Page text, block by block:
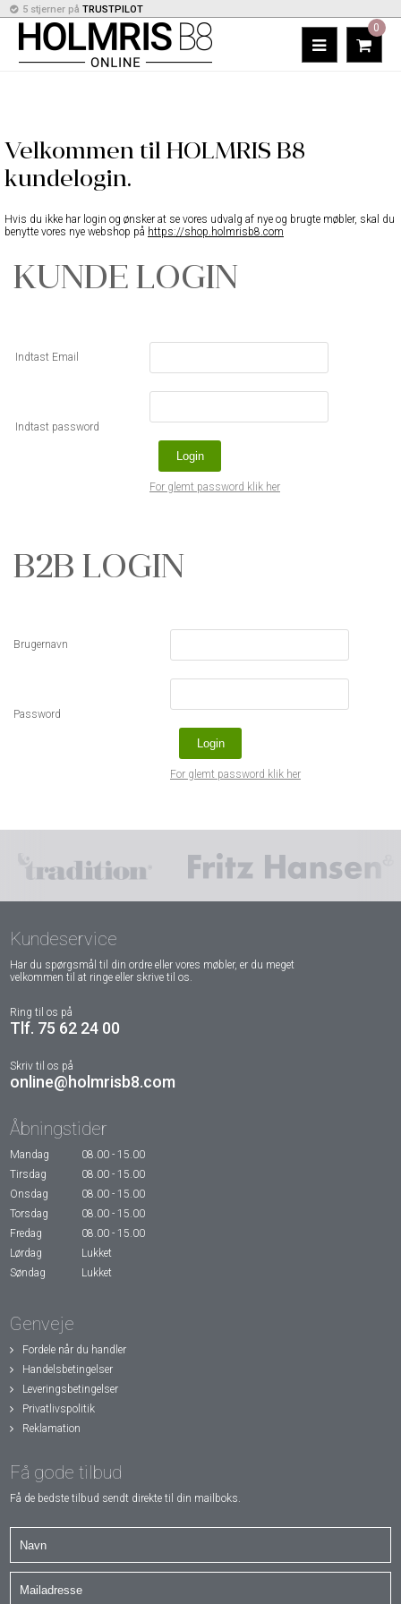
5 stjerner påTRUSTPILOT
0
Velkommen til HOLMRIS B8
kundelogin.
Hvis du ikke har login og ønsker at se vores udvalg af nye og brugte møbler, skal du
benytte vores nye webshop på https://shop.holmrisb8.com
KUNDE LOGIN
Indtast Email
Indtast password
For glemt password klik her
B2B LOGIN
Brugernavn
Password
For glemt password klik her
Kundeservice
Har du spørgsmål til din ordre eller vores møbler, er du meget
velkommen til at ringe eller skrive til os.
Ring til os på
Tlf. 75 62 24 00
Skriv til os på
online@holmrisb8.com
Åbningstider
Mandag
08.00 - 15.00
Tirsdag
08.00 - 15.00
Onsdag
08.00 - 15.00
Torsdag
08.00 - 15.00
Fredag
08.00 - 15.00
Lørdag
Lukket
Søndag
Lukket
Genveje
Fordele når du handler
Handelsbetingelser
Leveringsbetingelser
Privatlivspolitik
Reklamation
Få gode tilbud
Få de bedste tilbud sendt direkte til din mailboks.